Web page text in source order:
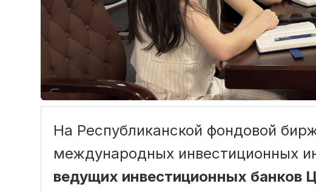
На Республиканской фондовой
международных инвестиционных
ведущих инвестиционных банков